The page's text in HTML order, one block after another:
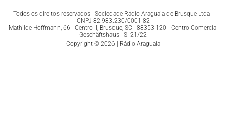
Todos os direitos reservados - Sociedade Rádio Araguaia de Brusque Ltda -
CNPJ 82.983.230/0001-82
Mathilde Hoffmann, 66 - Centro II, Brusque, SC - 88353-120 - Centro Comercial
Geschäftshaus - Sl 21/22
Copyright © 2026 | Rádio Araguaia